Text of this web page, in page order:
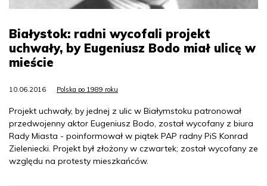
Białystok: radni wycofali projekt
uchwały, by Eugeniusz Bodo miał ulicę w
mieście
10.06.2016 Polska po 1989 roku
Projekt uchwały, by jednej z ulic w Białymstoku patronował
przedwojenny aktor Eugeniusz Bodo, został wycofany z biura
Rady Miasta - poinformował w piątek PAP radny PiS Konrad
Zieleniecki. Projekt był złożony w czwartek; został wycofany ze
względu na protesty mieszkańców.